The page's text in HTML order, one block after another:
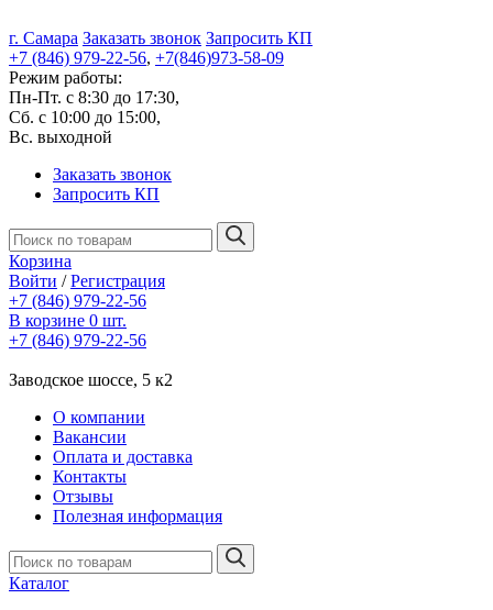
г. Самара Заказать звонок Запросить КП
+7 (846) 979-22-56, +7(846)973-58-09
Режим работы:
Пн-Пт. с 8:30 до 17:30,
Сб. с 10:00 до 15:00,
Вс. выходной
Заказать звонок
Запросить КП
Корзина
Войти /Регистрация
+7 (846) 979-22-56
В корзине 0 шт.
+7 (846) 979-22-56
Заводское шоссе, 5 к2
О компании
Вакансии
Оплата и доставка
Контакты
Отзывы
Полезная информация
Каталог